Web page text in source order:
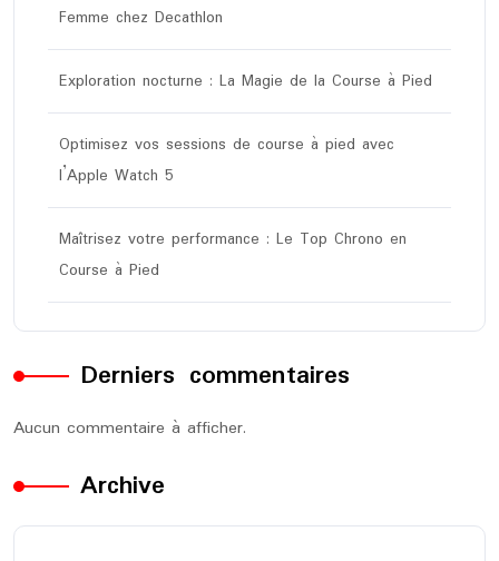
Femme chez Decathlon
Exploration nocturne : La Magie de la Course à Pied
Optimisez vos sessions de course à pied avec
l’Apple Watch 5
Maîtrisez votre performance : Le Top Chrono en
Course à Pied
Derniers commentaires
Aucun commentaire à afficher.
Archive